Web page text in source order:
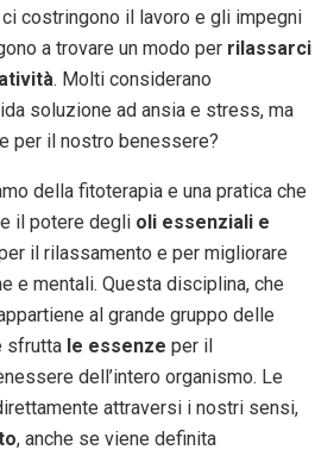
costringono il lavoro e gli impegni
a trovare un modo per rilassarci
. Molti considerano
soluzione ad ansia e stress, ma
per il nostro benessere?
della fitoterapia e una pratica che
il potere degli oli essenziali e
il rilassamento e per migliorare
e mentali. Questa disciplina, che
al grande gruppo delle
sfrutta le essenze per il
dell’intero organismo. Le
attraversi i nostri sensi,
, anche se viene definita